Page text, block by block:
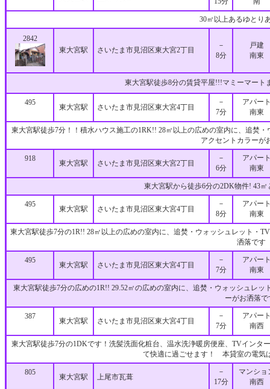
30㎡以上あるゆとり
2842
東大宮駅
さいたま市見沼区東大宮2丁目
－
8分
戸建
南東
東大宮駅徒歩8分の賃貸平屋!!!マミーマー
495
東大宮駅 さいたま市見沼区東大宮4丁目
－
7分
アパー
南東
東大宮駅徒歩7分！！積水ハウス施工の1RK!! 28㎡以上の広めの室内に、追
アクセントカラーが
918
東大宮駅 さいたま市見沼区東大宮2丁目
－
6分
アパー
南東
東大宮駅から徒歩6分の2DK物件! 43
495
東大宮駅 さいたま市見沼区東大宮4丁目
－
8分
アパー
南東
東大宮駅徒歩7分の1R!! 28㎡以上の広めの室内に、追焚・ウォッシュレット
洒落です
495
東大宮駅 さいたま市見沼区東大宮4丁目
－
7分
アパー
南東
東大宮駅徒歩7分の広めの1R!! 29.52㎡の広めの室内に、追焚・ウォッシュレ
ーがお洒落で
387
東大宮駅 さいたま市見沼区東大宮4丁目
－
7分
アパー
南西
東大宮駅徒歩7分の1DKです！洗髪洗面化粧台、温水洗浄暖房便座、TVインタ
て快適に過ごせます！ 本貸室の電気
805
東大宮駅 上尾市瓦葺
－
17分
マンショ
南西